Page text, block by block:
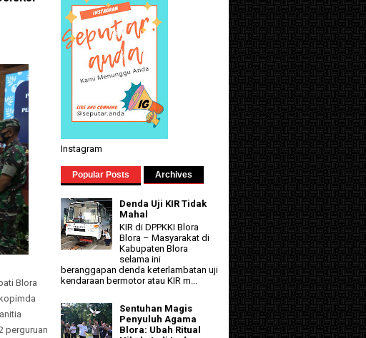
Blora
perguruan
Instagram
Popular Posts Archives
Denda Uji KIR Tidak
Mahal
KIR di DPPKKI Blora
Blora – Masyarakat di
Kabupaten Blora
selama ini
beranggapan denda keterlambatan uji
kendaraan bermotor atau KIR m...
Sentuhan Magis
Penyuluh Agama
Blora: Ubah Ritual